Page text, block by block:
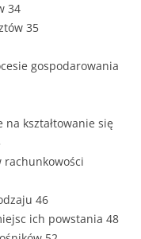
34
35
gospodarowania
na kształtowanie się
rachunkowości
46
ich powstania 48